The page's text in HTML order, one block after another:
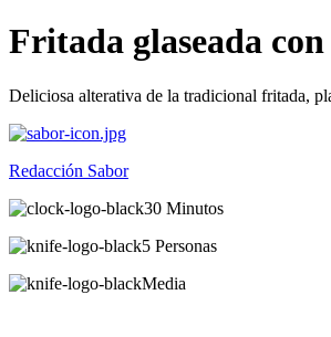
Fritada glaseada
Deliciosa alterativa de la tradicional fritada,
Redacción Sabor
30 Minutos
5 Personas
Media